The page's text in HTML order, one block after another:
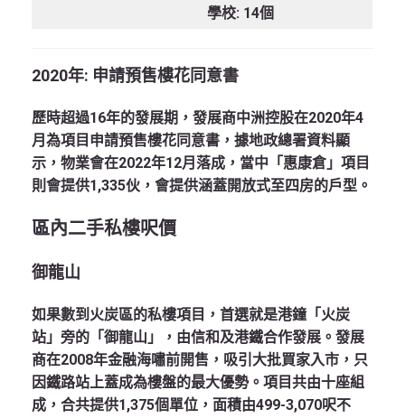
學校: 14個
2020年: 申請預售樓花同意書
歷時超過16年的發展期，發展商中洲控股在2020年4
月為項目申請預售樓花同意書，據地政總署資料顯
示，物業會在2022年12月落成，當中「惠康倉」項目
則會提供1,335伙，會提供涵蓋開放式至四房的戶型。
區內二手私樓呎價
御龍山
如果數到火炭區的私樓項目，首選就是港鐘「火炭
站」旁的「御龍山」，由信和及港鐵合作發展。發展
商在2008年金融海嘯前開售，吸引大批買家入市，只
因鐵路站上蓋成為樓盤的最大優勢。項目共由十座組
成，合共提供1,375個單位，面積由499-3,070呎不